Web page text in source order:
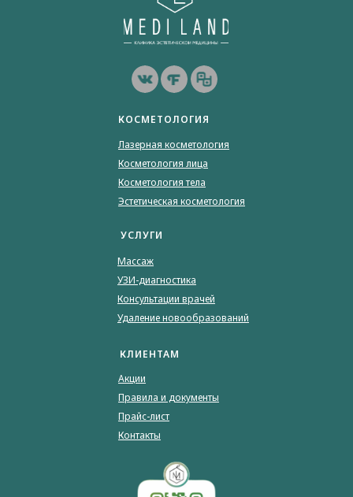
КОСМЕТОЛОГИЯ
Лазерная косметология
Косметология лица
Косметология тела
Эстетическая косметология
УСЛУГИ
Массаж
УЗИ-диагностика
Консультации врачей
Удаление новообразований
КЛИЕНТАМ
Акции
Правила и документы
Прайс-лист
Контакты